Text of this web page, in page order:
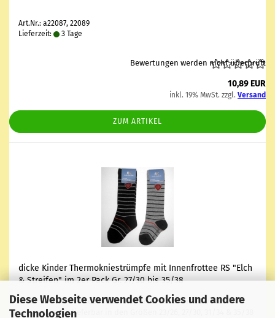
Diese Webseite verwendet Cookies und andere
Technologien
Art.Nr.: a22087, 22089
Lieferzeit:
3 Tage
Bewertungen werden nicht überprüft
10,89 EUR
inkl. 19% MwSt. zzgl. Versand
ZUM ARTIKEL
dicke Kin­der Ther­mo­knie­strümp­fe mit In­nen­frot­tee RS "Elch
& Strei­fen" im 2er Pack Gr. 27/30 bis 35/38
dicke Ther­mo Frot­tee­knie­strümp­fe für Kin­der in rot/blau und
schwarz/grau. lie­fer­bar in den Grö­ßen 23/26, 27/30, 31/34 & 35/38